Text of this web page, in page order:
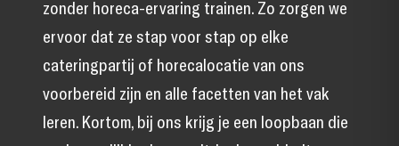
zonder horeca-ervaring trainen. Zo zorgen we
ervoor dat ze stap voor stap op elke
cateringpartij of horecalocatie van ons
voorbereid zijn en alle facetten van het vak
leren. Kortom, bij ons krijg je een loopbaan die